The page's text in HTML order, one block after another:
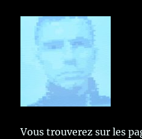
Vous trouverez sur les